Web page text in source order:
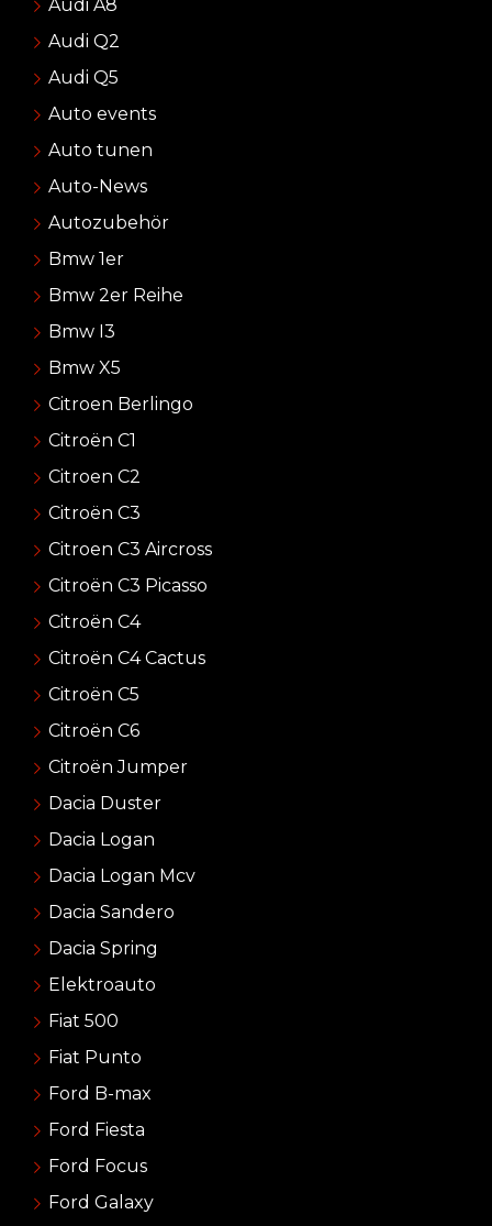
Audi A8
Audi Q2
Audi Q5
Auto events
Auto tunen
Auto-News
Autozubehör
Bmw 1er
Bmw 2er Reihe
Bmw I3
Bmw X5
Citroen Berlingo
Citroën C1
Citroen C2
Citroën C3
Citroen C3 Aircross
Citroën C3 Picasso
Citroën C4
Citroën C4 Cactus
Citroën C5
Citroën C6
Citroën Jumper
Dacia Duster
Dacia Logan
Dacia Logan Mcv
Dacia Sandero
Dacia Spring
Elektroauto
Fiat 500
Fiat Punto
Ford B-max
Ford Fiesta
Ford Focus
Ford Galaxy